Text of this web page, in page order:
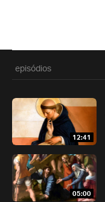
episódios
12:41
05:00